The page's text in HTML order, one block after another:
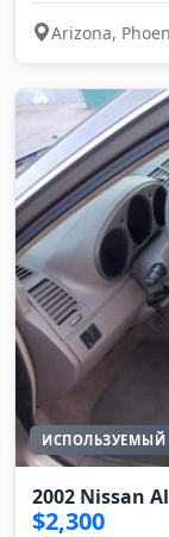
Arizona,
ИСПОЛЬЗУЕМЫЙ
2002 Nissan
$2,300